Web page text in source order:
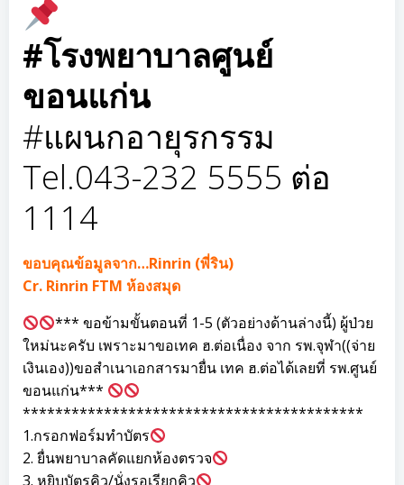
#โรงพยาบาลศูนย์
ขอนแก่น
#แผนกอายุรกรรม
Tel.043-232 5555 ต่อ
1114
ขอบคุณข้อมูลจาก…Rinrin (พี่ริน)
Cr. Rinrin FTM ห้องสมุด
*** ขอข้ามขั้นตอนที่ 1-5 (ตัวอย่างด้านล่างนี้) ผู้ป่วย
ใหม่นะครับ เพราะมาขอเทค ฮ.ต่อเนื่อง จาก รพ.จุฬา((จ่าย
เงินเอง))ขอสำเนาเอกสารมายื่น เทค ฮ.ต่อได้เลยที่ รพ.ศูนย์
ขอนแก่น***
******************************************
1.กรอกฟอร์มทำบัตร
2. ยื่นพยาบาลคัดแยกห้องตรวจ
3. หยิบบัตรคิว/นั่งรอเรียกคิว